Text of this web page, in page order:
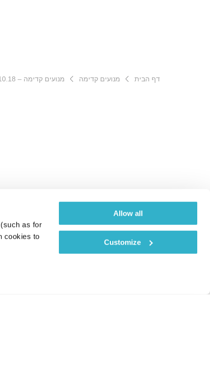
as for
cookies to
Allow all
Customize
דף הבית מנועים קדימה מנועים קדימה – 22.10.18